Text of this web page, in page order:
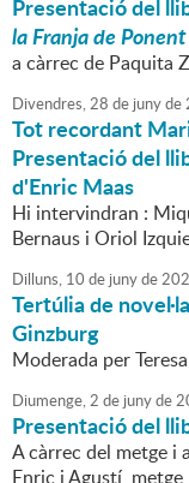
Presentació del
la Franja de Ponent
a càrrec de Paquita
Divendres,28 de junyde
Tot recordant
Presentació del
d'Enric Maas
Hi intervindran :
Bernaus i Oriol
Dilluns, 10 de junyde
Tertúlia de
Ginzburg
Moderada per
Diumenge,2 de junyde
Presentació del
A càrrec del metge i
Enric i Agustí, metge